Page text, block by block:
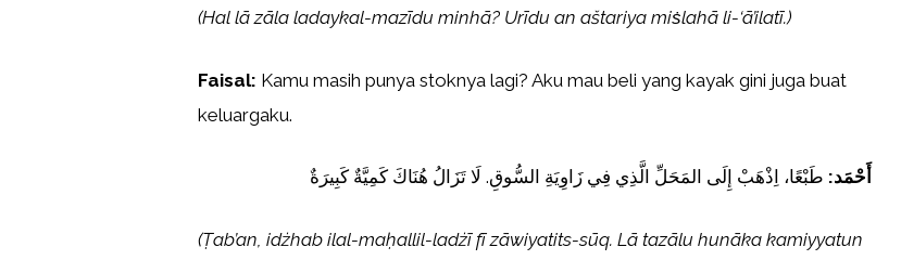
(Hal lā zāla ladaykal-mazīdu minhā? Urīdu an aštariya miṡlahā li-‘ā’ilatī.)
Faisal: Kamu masih punya stoknya lagi? Aku mau beli yang kayak gini juga buat
keluargaku.
أَحْمَد: طَبْعًا، اِذْهَبْ إِلَى المَحَلِّ الَّذِي فِي زَاوِيَةِ السُّوقِ. لَا تَزَالُ هُنَاكَ كَمِيَّةٌ كَبِيرَةٌ
(Ṭab’an, idżhab ilal-maḥallil-ladżī fī zāwiyatits-sūq. Lā tazālu hunāka kamiyyatun